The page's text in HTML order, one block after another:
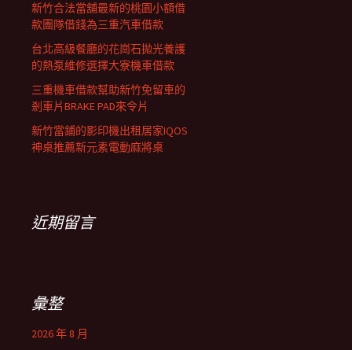
新竹合法當舖最新的桃園小額借
款團隊借錢為三重汽車借款
台北高級餐廳的花崗石拋光養護
的熱泵維修選擇大寮機車借款
三重機車借款幫助新竹免留車的
剎車片BRAKE PAD來令片
新竹當鋪的影印機出租居家IQOS
神桌推薦新元素電動麻將桌
近期留言
彙整
2026 年 8 月